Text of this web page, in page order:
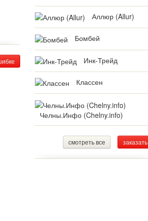
Аллюр (Allur)
Бомбей
Инк-Трейд
Классен
Челны.Инфо (Chelny.info)
смотреть все заказать